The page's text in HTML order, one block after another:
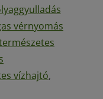
vérnyomás
vízhajtó,